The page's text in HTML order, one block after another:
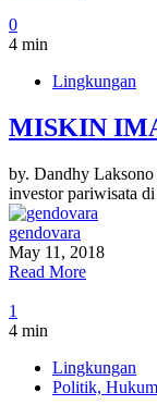
0
4 min
Lingkungan
MISKIN
by. Dandhy Laksono
investor pariwisata
gendovara
May 11, 2018
Read More
1
4 min
Lingkungan
Politik,